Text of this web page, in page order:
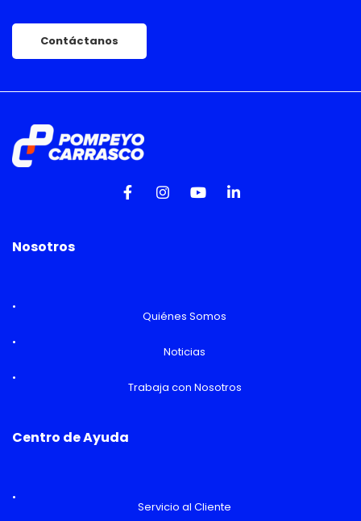
Contáctanos
Nosotros
Quiénes Somos
Noticias
Trabaja con Nosotros
Centro de Ayuda
Servicio al Cliente